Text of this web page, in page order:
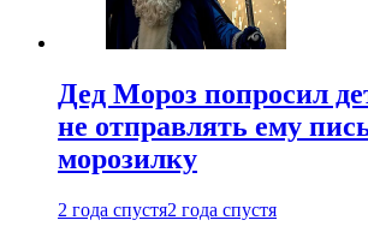
Дед Мороз попросил
не отправлять ему
морозилку
2 года спустя2 года спустя